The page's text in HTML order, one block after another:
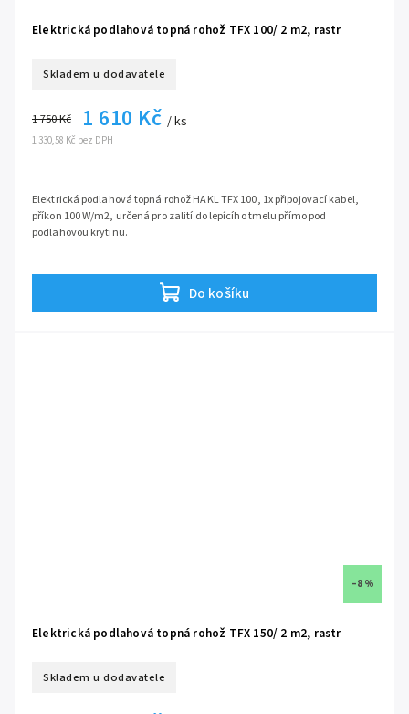
Elektrická podlahová topná rohož TFX 100/ 2 m2, rastr
Skladem u dodavatele
1 330,58 Kč bez DPH
1 750 Kč 1 610 Kč / ks
Do košíku
Elektrická podlahová topná rohož HAKL TFX 100, 1x připojovací kabel,
příkon 100 W/m2, určená pro zalití do lepícího tmelu přímo pod
podlahovou krytinu.
určeno pro mokrou montáž, zalitím do lepícího tmelu
ideální pro rekonstrukce díky malé tloušťce kabelu jen 3 mm
vhodné pro keramickou dlažbu, vinylové lepící parkety a jiné
–8 %
Elektrická podlahová topná rohož TFX 150/ 2 m2, rastr
Skladem u dodavatele